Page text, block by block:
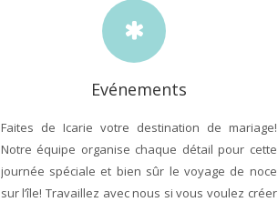
Evénements
Faites de Icarie votre destination de mariage!
Notre équipe organise chaque détail pour cette
journée spéciale et bien sûr le voyage de noce
sur l’île! Travaillez avec nous si vous voulez créer